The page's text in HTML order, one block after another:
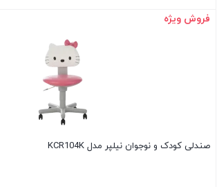
بستن
فروش ویژه
صندلی کودک و نوجوان نیلپر مدل KCR104K